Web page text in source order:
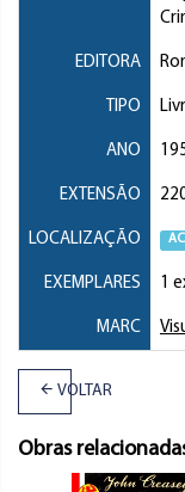
EDITORA
TIPO
ANO
EXTENSÃO
LOCALIZAÇÃO
EXEMPLARES 1
MARC
VOLTAR
Obras